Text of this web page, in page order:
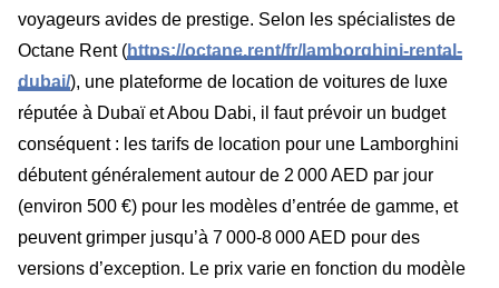
voyageurs avides de prestige. Selon les spécialistes de
Octane Rent (https://octane.rent/fr/lamborghini-rental-
dubai/), une plateforme de location de voitures de luxe
réputée à Dubaï et Abou Dabi, il faut prévoir un budget
conséquent : les tarifs de location pour une Lamborghini
débutent généralement autour de 2 000 AED par jour
(environ 500 €) pour les modèles d’entrée de gamme, et
peuvent grimper jusqu’à 7 000-8 000 AED pour des
versions d’exception. Le prix varie en fonction du modèle